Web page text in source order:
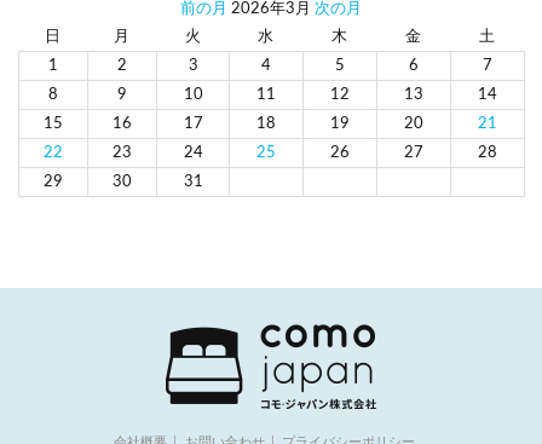
前の月 2026年3月 次の月
日
月 火 水 木 金
土
1
2 3 4 5 6
7
8
9 10 11 12 13
14
15
16 17 18 19 20
21
22
23 24 25 26 27
28
29
30 31